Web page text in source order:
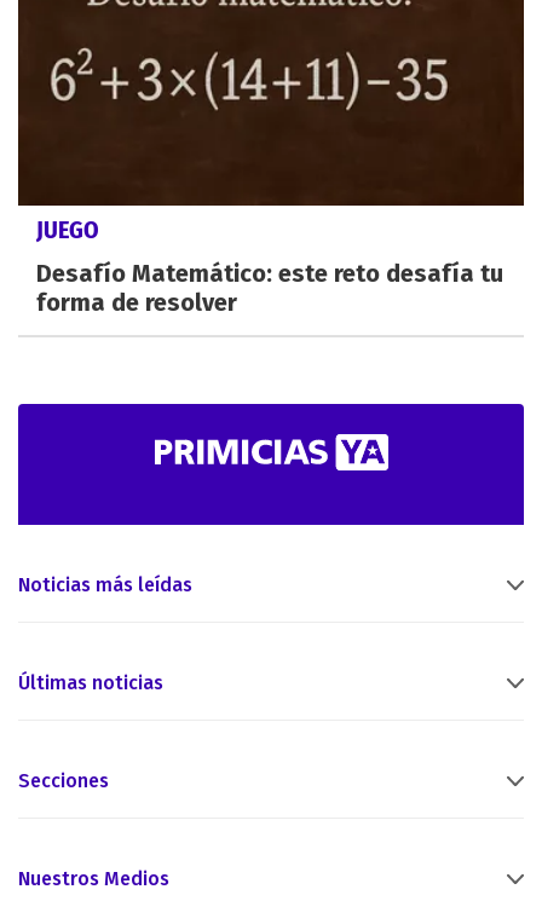
JUEGO
Desafío Matemático: este reto desafía tu
forma de resolver
Noticias más leídas
Últimas noticias
Secciones
Nuestros Medios